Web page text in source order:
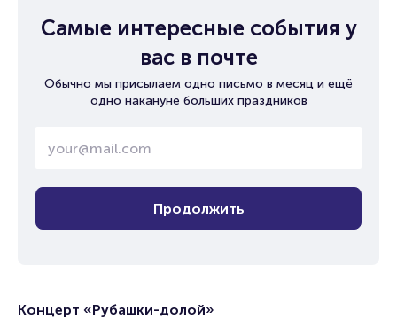
Самые интересные события у
вас в почте
Обычно мы присылаем одно письмо в месяц и ещё
одно накануне больших праздников
Продолжить
Концерт «Рубашки-долой»